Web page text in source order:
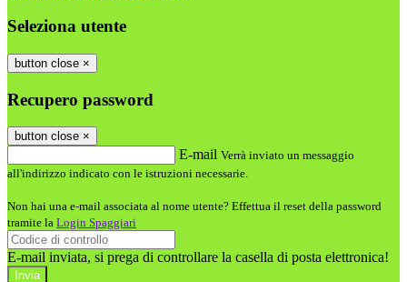
Seleziona utente
button close ×
Recupero password
button close ×
E-mail Verrà inviato un messaggio
all'indirizzo indicato con le istruzioni necessarie.
Non hai una e-mail associata al nome utente? Effettua il reset della password
tramite la Login Spaggiari
E-mail inviata, si prega di controllare la casella di posta elettronica!